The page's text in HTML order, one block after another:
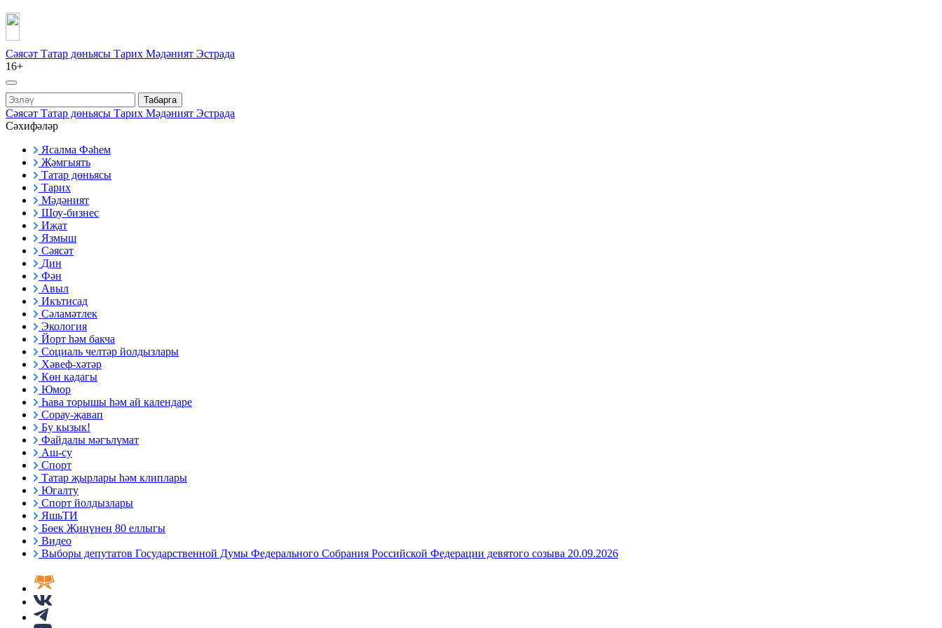
Сәясәт Татар дөньясы Тарих Мәдәният Эстрада
16+
Табарга
Сәясәт Татар дөньясы Тарих Мәдәният Эстрада
Сәхифәләр
Ясалма Фәһем
Җәмгыять
Татар дөньясы
Тарих
Мәдәният
Шоу-бизнес
Иҗат
Язмыш
Сәясәт
Дин
Фән
Авыл
Икътисад
Сәламәтлек
Экология
Йорт һәм бакча
Социаль челтәр йолдызлары
Хәвеф-хәтәр
Көн кадагы
Юмор
Һава торышы һәм ай календаре
Сорау-җавап
Бу кызык!
Файдалы мәгълүмат
Аш-су
Спорт
Татар җырлары һәм клиплары
Югалту
Спорт йолдызлары
ЯшьТИ
Бөек Җиңүнең 80 еллыгы
Видео
Выборы депутатов Государственной Думы Федерального Собрания Российской Федерации девятого созыва 20.09.2026